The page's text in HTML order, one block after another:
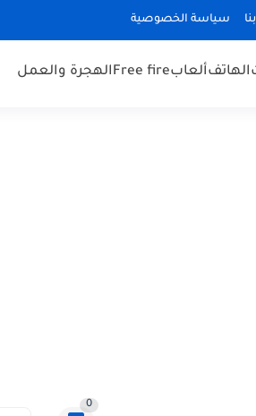
سياسة الخصوصية
الهاتفألعابFree fireالهجرة والعمل
0